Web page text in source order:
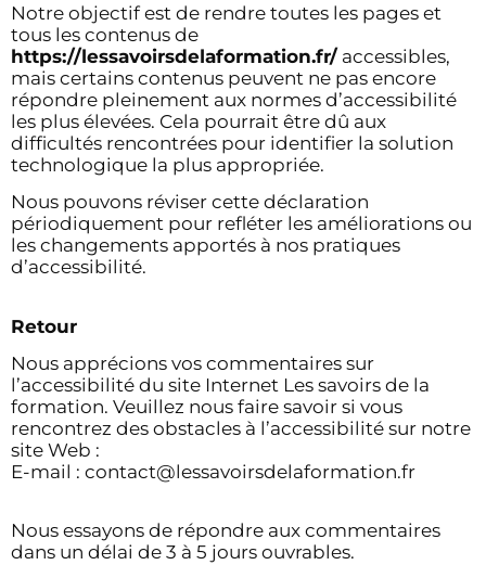
Notre objectif est de rendre toutes les pages et
tous les contenus de
https://lessavoirsdelaformation.fr/accessibles,
mais certains contenus peuvent ne pas encore
répondre pleinement aux normes d’accessibilité
les plus élevées. Cela pourrait être dû aux
difficultés rencontrées pour identifier la solution
technologique la plus appropriée.
Nous pouvons réviser cette déclaration
périodiquement pour refléter les améliorations ou
les changements apportés à nos pratiques
d’accessibilité.
Retour
Nous apprécions vos commentaires sur
l’accessibilité du site Internet Les savoirs de la
formation. Veuillez nous faire savoir si vous
rencontrez des obstacles à l’accessibilité sur notre
site Web :
E-mail : contact@lessavoirsdelaformation.fr
Nous essayons de répondre aux commentaires
dans un délai de 3 à 5 jours ouvrables.